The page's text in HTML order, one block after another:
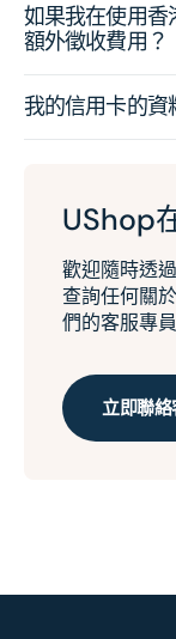
如果我在使用香
額外徵收費用？
我的信用卡的資
UShop
歡迎隨時透
查詢任何關
們的客服專
立即聯絡